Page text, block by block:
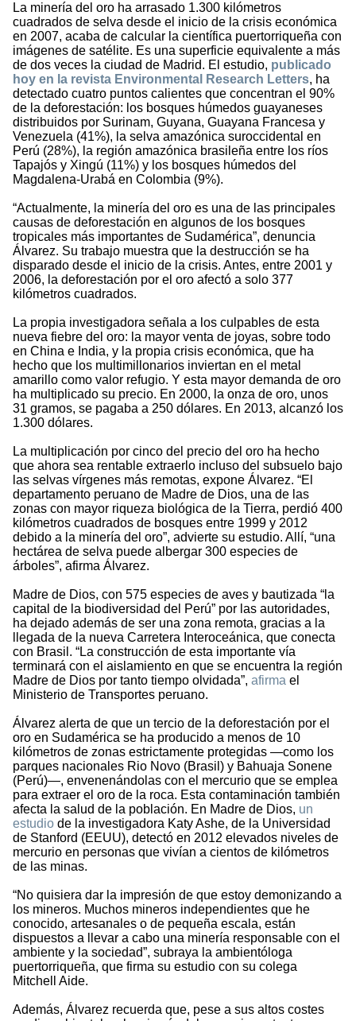
La minería del oro ha arrasado 1.300 kilómetros
cuadrados de selva desde el inicio de la crisis económica
en 2007, acaba de calcular la científica puertorriqueña con
imágenes de satélite. Es una superficie equivalente a más
de dos veces la ciudad de Madrid. El estudio, publicado
hoy en la revista Environmental Research Letters, ha
detectado cuatro puntos calientes que concentran el 90%
de la deforestación: los bosques húmedos guayaneses
distribuidos por Surinam, Guyana, Guayana Francesa y
Venezuela (41%), la selva amazónica suroccidental en
Perú (28%), la región amazónica brasileña entre los ríos
Tapajós y Xingú (11%) y los bosques húmedos del
Magdalena-Urabá en Colombia (9%).
“Actualmente, la minería del oro es una de las principales
causas de deforestación en algunos de los bosques
tropicales más importantes de Sudamérica”, denuncia
Álvarez. Su trabajo muestra que la destrucción se ha
disparado desde el inicio de la crisis. Antes, entre 2001 y
2006, la deforestación por el oro afectó a solo 377
kilómetros cuadrados.
La propia investigadora señala a los culpables de esta
nueva fiebre del oro: la mayor venta de joyas, sobre todo
en China e India, y la propia crisis económica, que ha
hecho que los multimillonarios inviertan en el metal
amarillo como valor refugio. Y esta mayor demanda de oro
ha multiplicado su precio. En 2000, la onza de oro, unos
31 gramos, se pagaba a 250 dólares. En 2013, alcanzó los
1.300 dólares.
La multiplicación por cinco del precio del oro ha hecho
que ahora sea rentable extraerlo incluso del subsuelo bajo
las selvas vírgenes más remotas, expone Álvarez. “El
departamento peruano de Madre de Dios, una de las
zonas con mayor riqueza biológica de la Tierra, perdió 400
kilómetros cuadrados de bosques entre 1999 y 2012
debido a la minería del oro”, advierte su estudio. Allí, “una
hectárea de selva puede albergar 300 especies de
árboles”, afirma Álvarez.
Madre de Dios, con 575 especies de aves y bautizada “la
capital de la biodiversidad del Perú” por las autoridades,
ha dejado además de ser una zona remota, gracias a la
llegada de la nueva Carretera Interoceánica, que conecta
con Brasil. “La construcción de esta importante vía
terminará con el aislamiento en que se encuentra la región
Madre de Dios por tanto tiempo olvidada”, afirma el
Ministerio de Transportes peruano.
Álvarez alerta de que un tercio de la deforestación por el
oro en Sudamérica se ha producido a menos de 10
kilómetros de zonas estrictamente protegidas —como los
parques nacionales Rio Novo (Brasil) y Bahuaja Sonene
(Perú)—, envenenándolas con el mercurio que se emplea
para extraer el oro de la roca. Esta contaminación también
afecta la salud de la población. En Madre de Dios, un
estudio de la investigadora Katy Ashe, de la Universidad
de Stanford (EEUU), detectó en 2012 elevados niveles de
mercurio en personas que vivían a cientos de kilómetros
de las minas.
“No quisiera dar la impresión de que estoy demonizando a
los mineros. Muchos mineros independientes que he
conocido, artesanales o de pequeña escala, están
dispuestos a llevar a cabo una minería responsable con el
ambiente y la sociedad”, subraya la ambientóloga
puertorriqueña, que firma su estudio con su colega
Mitchell Aide.
Además, Álvarez recuerda que, pese a sus altos costes